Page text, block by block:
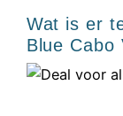
Wat is er
Blue Cabo